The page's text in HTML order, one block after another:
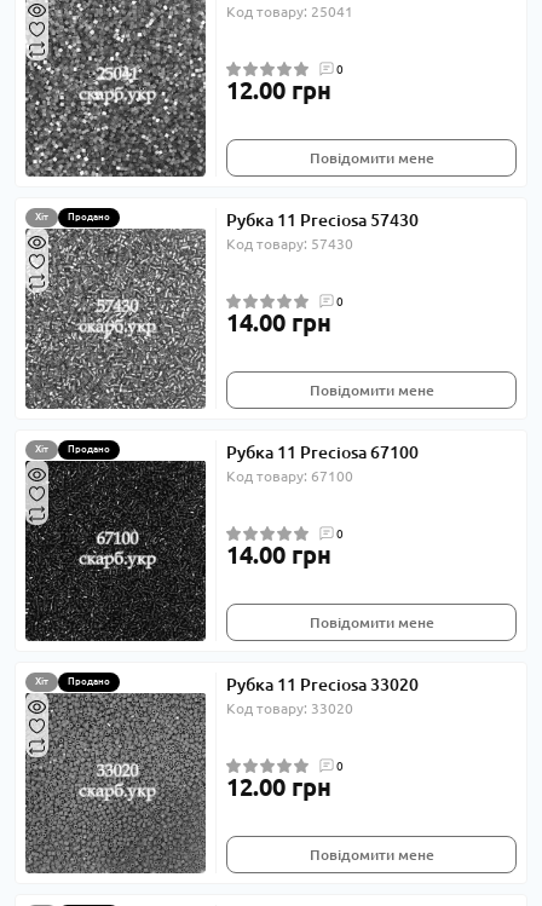
Код товару: 25041
0
12.00 грн
Повідомити мене
Хіт Продано Рубка 11 Preciosa 57430
Код товару: 57430
0
14.00 грн
Повідомити мене
Хіт Продано Рубка 11 Preciosa 67100
Код товару: 67100
0
14.00 грн
Повідомити мене
Хіт Продано Рубка 11 Preciosa 33020
Код товару: 33020
0
12.00 грн
Повідомити мене